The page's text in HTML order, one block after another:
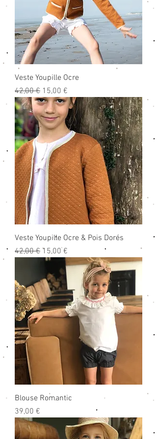
Veste Youpille Ocre
Prix original
42,00 € Prix promotionnel
15,00 €
Veste Youpille Ocre & Pois Dorés
Prix original
42,00 € Prix promotionnel
15,00 €
Blouse Romantic
Prix
39,00 €